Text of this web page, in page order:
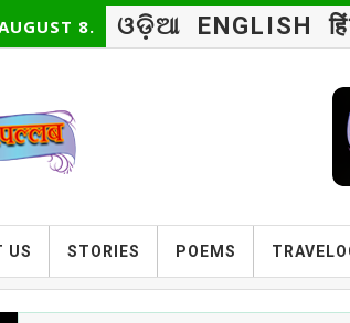
8. ଓଡ଼ିଆ ENGLISH
US STORIES POEMS